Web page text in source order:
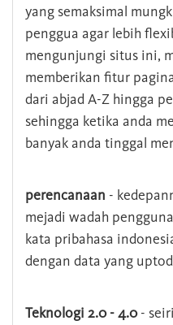
yang semaksimal
penggua agar lebih
mengunjungi situs ini,
memberikan fitur
dari abjad A-Z hingga
sehingga ketika anda
banyak anda tinggal
perencanaan -
mejadi wadah
kata pribahasa
dengan data yang
Teknologi 2.0 - 4.0-